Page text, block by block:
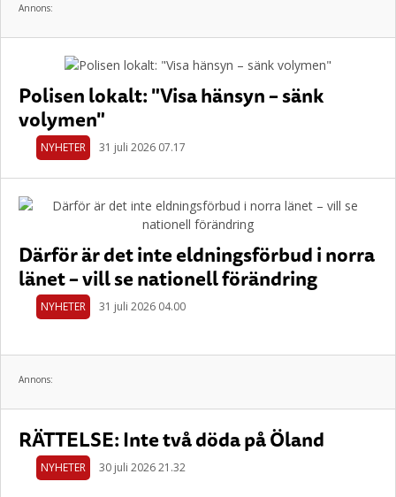
Annons:
Polisen lokalt: "Visa hänsyn – sänk
volymen"
NYHETER 31 juli 2026 07.17
Därför är det inte eldningsförbud i norra
länet – vill se nationell förändring
NYHETER 31 juli 2026 04.00
Annons:
RÄTTELSE: Inte två döda på Öland
NYHETER 30 juli 2026 21.32